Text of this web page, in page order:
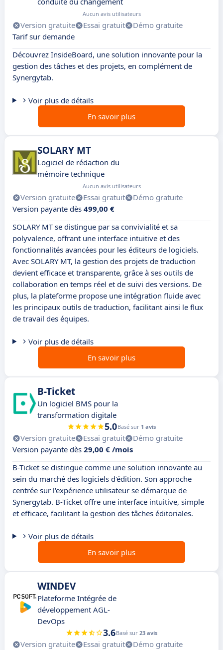
Aucun avis utilisateurs
Version gratuite Essai gratuit
Démo gratuite
Tarif sur demande
Découvrez InsideBoard, une solution innovante pour la
gestion des tâches et des projets, en complément de
Synergytab.
Voir plus de détails
En savoir plus
SOLARY MT
Logiciel de rédaction du
mémoire technique
Aucun avis utilisateurs
Version gratuite Essai gratuit
Démo gratuite
Version payante dès 499,00 €
SOLARY MT se distingue par sa convivialité et sa
polyvalence, offrant une interface intuitive et des
fonctionnalités avancées pour les éditeurs de logiciels.
Avec SOLARY MT, la gestion des projets de traduction
devient efficace et transparente, grâce à ses outils de
collaboration en temps réel et de suivi des versions. De
plus, la plateforme propose une intégration fluide avec
les principaux outils de traduction, facilitant ainsi le flux
de travail des équipes.
Voir plus de détails
En savoir plus
B-Ticket
Un logiciel BMS pour la
transformation digitale
5.0Basé sur 1 avis
Version gratuite Essai gratuit
Démo gratuite
Version payante dès 29,00 € /mois
B-Ticket se distingue comme une solution innovante au
sein du marché des logiciels d'édition. Son approche
centrée sur l'expérience utilisateur se démarque de
Synergytab. B-Ticket offre une interface intuitive, simple
et efficace, facilitant la gestion des tâches éditoriales.
Voir plus de détails
En savoir plus
WINDEV
Plateforme Intégrée de
développement AGL-
DevOps
3.6Basé sur 23 avis
Version gratuite Essai gratuit
Démo gratuite